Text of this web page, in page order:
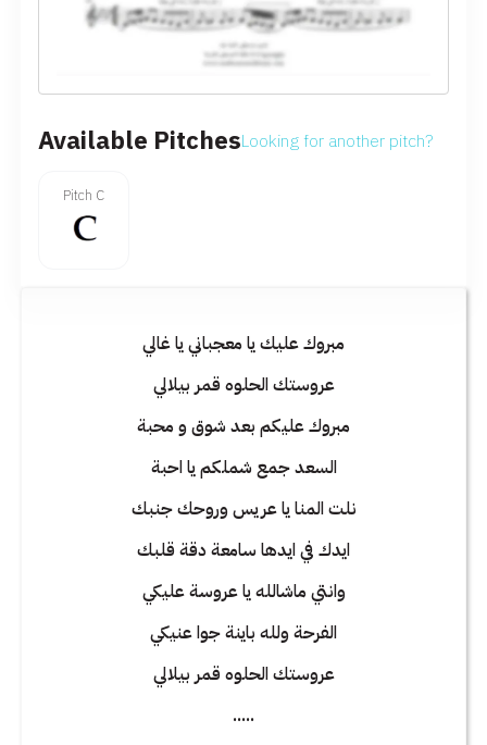
Available PitchesLooking for another pitch?
Pitch C
مبروك عليك يا معجباني يا غالي
عروستك الحلوه قمر بيلالي
مبروك عليكم بعد شوق و محبة
السعد جمع شملكم يا احبة
نلت المنا يا عريس وروحك جنبك
ايدك في ايدها سامعة دقة قلبك
وانتي ماشالله يا عروسة عليكي
الفرحة ولله باينة جوا عنيكي
عروستك الحلوه قمر بيلالي
.....